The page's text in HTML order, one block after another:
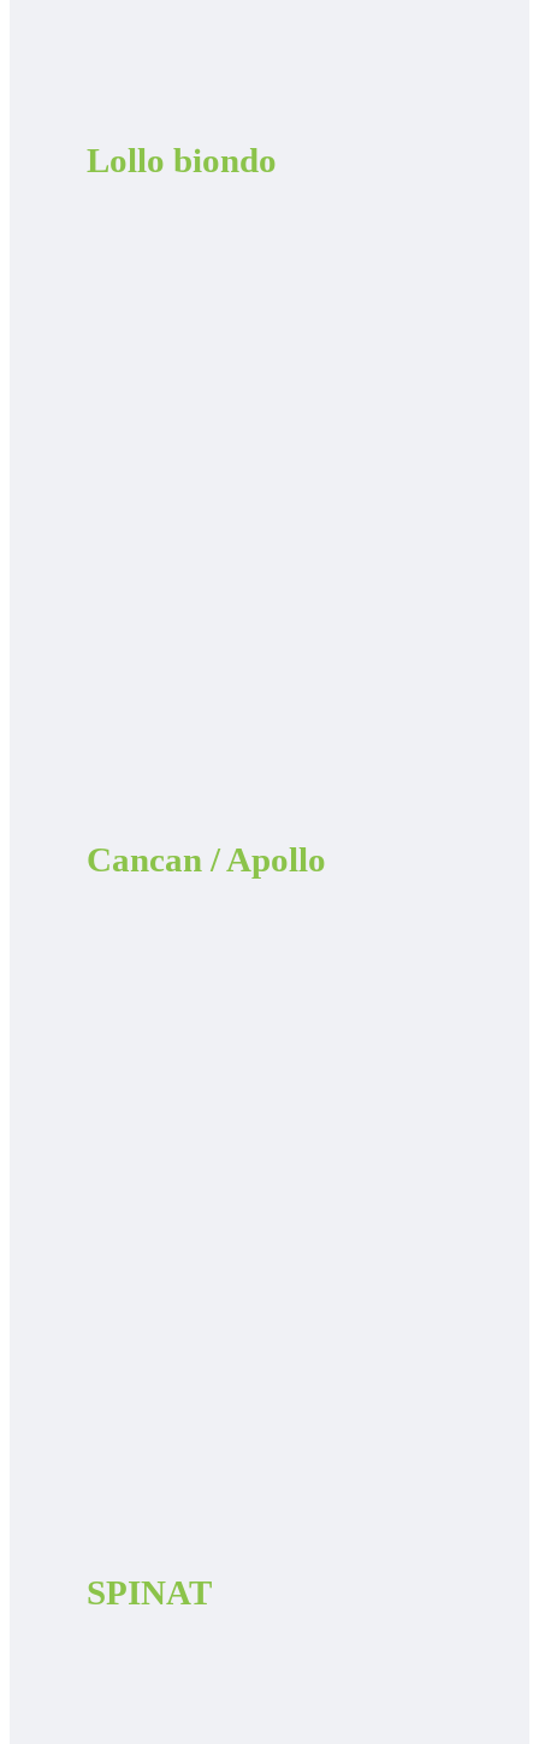
Lollo biondo
Cancan / Apollo
SPINAT